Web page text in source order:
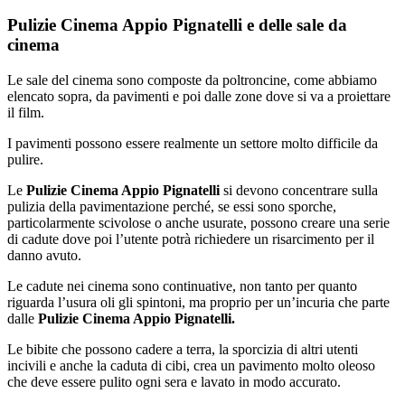
Pulizie Cinema Appio Pignatelli e delle sale da
cinema
Le sale del cinema sono composte da poltroncine, come abbiamo
elencato sopra, da pavimenti e poi dalle zone dove si va a proiettare
il film.
I pavimenti possono essere realmente un settore molto difficile da
pulire.
Le Pulizie Cinema Appio Pignatelli si devono concentrare sulla
pulizia della pavimentazione perché, se essi sono sporche,
particolarmente scivolose o anche usurate, possono creare una serie
di cadute dove poi l’utente potrà richiedere un risarcimento per il
danno avuto.
Le cadute nei cinema sono continuative, non tanto per quanto
riguarda l’usura oli gli spintoni, ma proprio per un’incuria che parte
dalle Pulizie Cinema Appio Pignatelli.
Le bibite che possono cadere a terra, la sporcizia di altri utenti
incivili e anche la caduta di cibi, crea un pavimento molto oleoso
che deve essere pulito ogni sera e lavato in modo accurato.